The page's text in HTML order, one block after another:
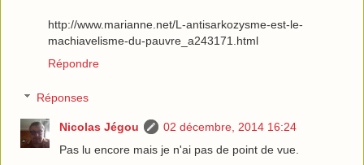
http://www.marianne.net/L-antisarkozysme-est-le-
machiavelisme-du-pauvre_a243171.html
Répondre
Réponses
Nicolas Jégou
02 décembre, 2014 16:24
Pas lu encore mais je n'ai pas de point de vue.